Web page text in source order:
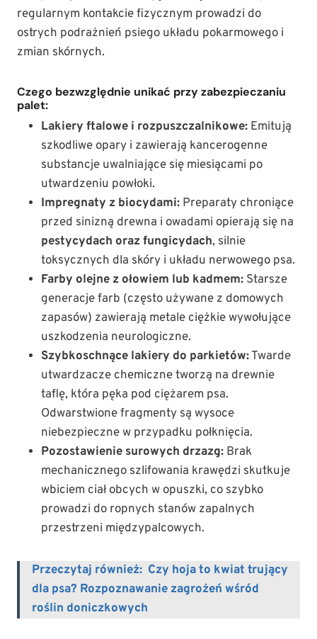
regularnym kontakcie fizycznym prowadzi do
ostrych podrażnień psiego układu pokarmowego i
zmian skórnych.
Czego bezwzględnie unikać przy zabezpieczaniu
palet:
Lakiery ftalowe i rozpuszczalnikowe: Emitują
szkodliwe opary i zawierają kancerogenne
substancje uwalniające się miesiącami po
utwardzeniu powłoki.
Impregnaty z biocydami: Preparaty chroniące
przed sinizną drewna i owadami opierają się na
pestycydach oraz fungicydach, silnie
toksycznych dla skóry i układu nerwowego psa.
Farby olejne z ołowiem lub kadmem: Starsze
generacje farb (często używane z domowych
zapasów) zawierają metale ciężkie wywołujące
uszkodzenia neurologiczne.
Szybkoschnące lakiery do parkietów:Twarde
utwardzacze chemiczne tworzą na drewnie
taflę, która pęka pod ciężarem psa.
Odwarstwione fragmenty są wysoce
niebezpieczne w przypadku połknięcia.
Pozostawienie surowych drzazg: Brak
mechanicznego szlifowania krawędzi skutkuje
wbiciem ciał obcych w opuszki, co szybko
prowadzi do ropnych stanów zapalnych
przestrzeni międzypalcowych.
Przeczytaj również: Czy hoja to kwiat trujący
dla psa? Rozpoznawanie zagrożeń wśród
roślin doniczkowych